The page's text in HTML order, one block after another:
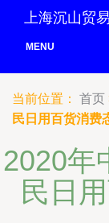
上海沉山贸
MENU
当前位置： 首页
民日用百货消费
2020年
民日